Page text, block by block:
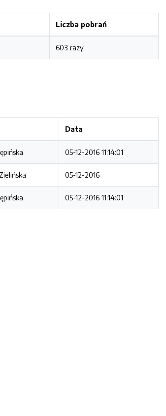
Liczba pobrań
603 razy
Data
05-12-2016 11:14:01
05-12-2016
05-12-2016 11:14:01